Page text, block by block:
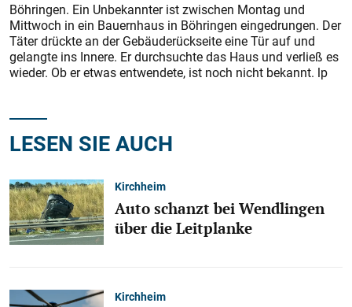
Böhringen. Ein Unbekannter ist zwischen Montag und
Mittwoch in ein Bauernhaus in Böhringen eingedrungen. Der
Täter drückte an der Gebäuderückseite eine Tür auf und
gelangte ins Innere. Er durchsuchte das Haus und verließ es
wieder. Ob er etwas entwendete, ist noch nicht bekannt. lp
LESEN SIE AUCH
Kirchheim
Auto schanzt bei Wendlingen
über die Leitplanke
Kirchheim